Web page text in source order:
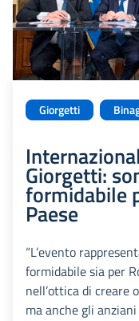
Giorgetti
Giorgetti:
formidabile
Paese
“L’evento
formidabile sia per
nell’ottica di creare
ma anche gli